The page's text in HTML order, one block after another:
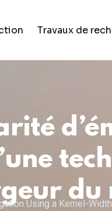
de carrière
mises à jour
Travaux de
du
Using a Kernel-